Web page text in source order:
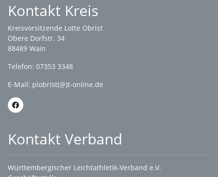
Kontakt Kreis
Kreisvorsitzende Lotte Obrist
Obere Dorfstr. 34
88489 Wain
Telefon: 07353 3348
E-Mail: plobrist(@)t-online.de
Kontakt Verband
Württembergischer Leichtathletik-Verband e.V.